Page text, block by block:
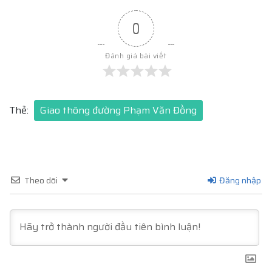
0
Đánh giá bài viết
Thẻ: Giao thông đường Phạm Văn Đồng
Theo dõi Đăng nhập